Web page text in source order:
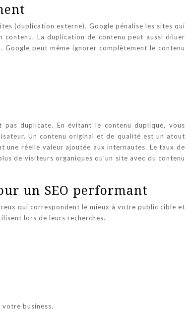
(duplication externe). Google pénalise les sites qui
La duplication de contenu peut aussi diluer
. Google peut même ignorer complètement le contenu
duplicate. En évitant le contenu dupliqué, vous
Un contenu original et de qualité est un atout
une réelle valeur ajoutée aux internautes. Le taux de
de visiteurs organiques qu’un site avec du contenu
un SEO performant
qui correspondent le mieux à votre public cible et
lors de leurs recherches.
votre business.